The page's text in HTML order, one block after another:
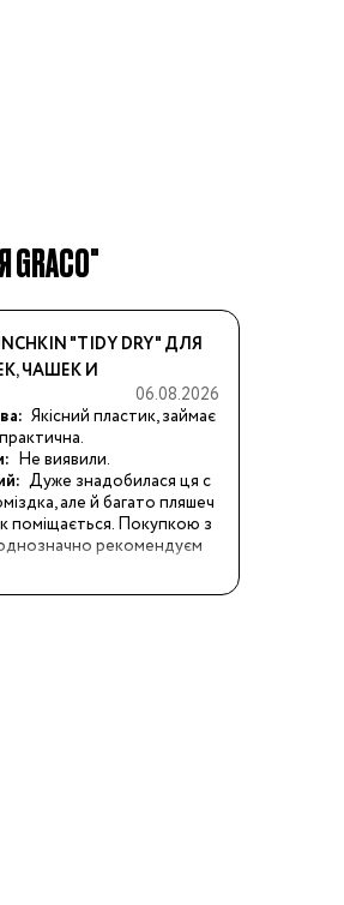
"TIDY DRY" ДЛЯ
ЧАШЕК И
06.08.2026
Якісний пластик, займає
Не виявили.
Дуже знадобилася ця с
але й багато пляшеч
поміщається. Покупкою з
рекомендуєм